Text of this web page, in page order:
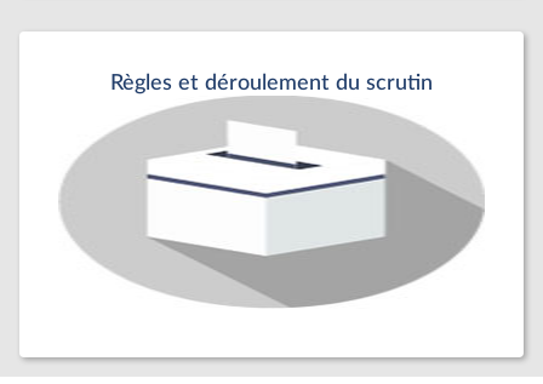
Règles et déroulement du scrutin